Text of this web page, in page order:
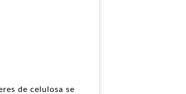
de celulosa se